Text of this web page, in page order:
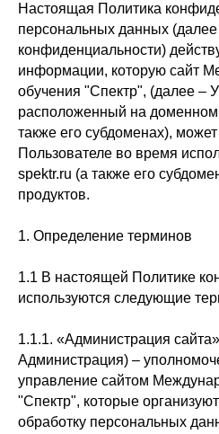
Настоящая Политика
персональных данных
конфиденциальности)
информации, которую сайт
обучения "Спектр", (далее –
расположенный на
также его субдоменах),
Пользователе во время
spektr.ru (а также его
продуктов.
1. Определение терминов
1.1 В настоящей Политике
используются следующие
1.1.1. «Администрация
Администрация) –
управление сайтом
"Спектр", которые
обработку персональных